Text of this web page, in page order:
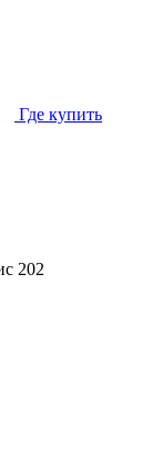
Где купить
202